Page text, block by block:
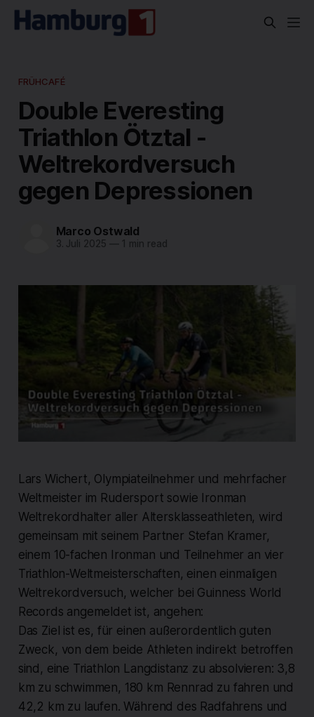
FRÜHCAFÉ
Double Everesting
Triathlon Ötztal -
Weltrekordversuch
gegen Depressionen
Marco Ostwald
3. Juli 2025 —1 min read
Lars Wichert, Olympiateilnehmer und mehrfacher
Weltmeister im Rudersport sowie Ironman
Weltrekordhalter aller Altersklasseathleten, wird
gemeinsam mit seinem Partner Stefan Kramer,
einem 10-fachen Ironman und Teilnehmer an vier
Triathlon-Weltmeisterschaften, einen einmaligen
Weltrekordversuch, welcher bei Guinness World
Records angemeldet ist, angehen:
Das Ziel ist es, für einen außerordentlich guten
Zweck, von dem beide Athleten indirekt betroffen
sind, eine Triathlon Langdistanz zu absolvieren: 3,8
km zu schwimmen, 180 km Rennrad zu fahren und
42,2 km zu laufen. Während des Radfahrens und